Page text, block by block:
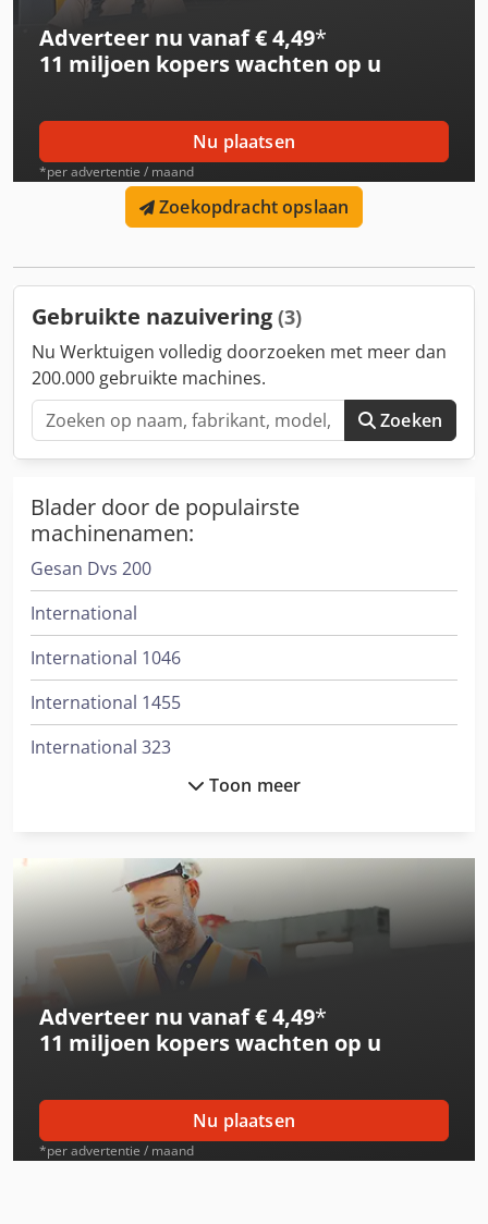
Adverteer nu vanaf € 4,49*
11 miljoen koperswachten op u
Nu plaatsen
*per advertentie / maand
Zoekopdracht opslaan
Gebruikte nazuivering (3)
Nu Werktuigen volledig doorzoeken met meer dan
200.000 gebruikte machines.
Zoeken
Blader door de populairste
machinenamen:
Gesan Dvs 200
International
International 1046
International 1455
International 323
International 3688
International 383
International 433
International 453
International 533
International 553
International 554
Toon meer
Adverteer nu vanaf € 4,49*
11 miljoen koperswachten op u
Nu plaatsen
*per advertentie / maand